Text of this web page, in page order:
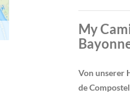
My
Von unserer
de